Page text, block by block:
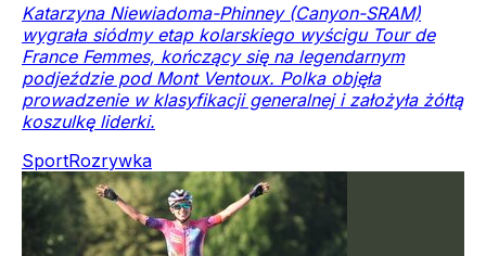
Katarzyna Niewiadoma-Phinney (Canyon-SRAM)
wygrała siódmy etap kolarskiego wyścigu Tour de
France Femmes, kończący się na legendarnym
podjeździe pod Mont Ventoux. Polka objęła
prowadzenie w klasyfikacji generalnej i założyła żółtą
koszulkę liderki.
SportRozrywka